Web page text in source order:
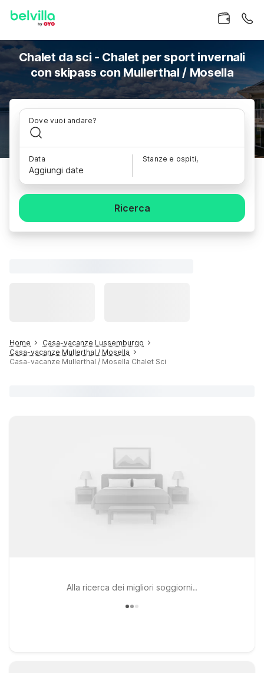
Chalet da sci - Chalet per sport invernali
con skipass con Mullerthal / Mosella
Dove vuoi andare?
Data
Aggiungi date
Stanze e ospiti,
Ricerca
Home
Casa-vacanze Lussemburgo
Casa-vacanze Mullerthal / Mosella
Casa-vacanze Mullerthal / Mosella Chalet Sci
Alla ricerca dei migliori soggiorni..